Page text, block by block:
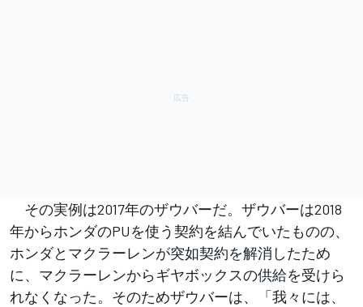
その実例は2017年のザウバーだ。ザウバーは2018
年からホンダのPUを使う契約を結んでいたものの、
ホンダとマクラーレンが突如契約を解消したため
に、マクラーレンからギヤボックスの供給を受けら
れなくなった。そのためザウバーは、「我々には、